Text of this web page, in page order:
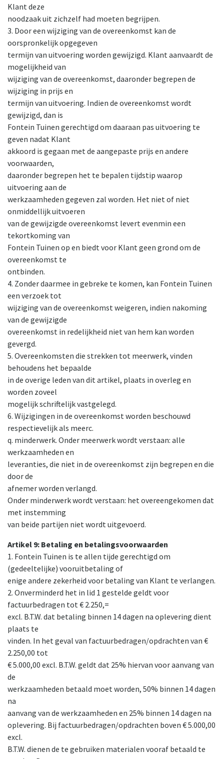
Klant deze
noodzaak uit zichzelf had moeten begrijpen.
3. Door een wijziging van de overeenkomst kan de
oorspronkelijk opgegeven
termijn van uitvoering worden gewijzigd. Klant aanvaardt de
mogelijkheid van
wijziging van de overeenkomst, daaronder begrepen de
wijziging in prijs en
termijn van uitvoering. Indien de overeenkomst wordt
gewijzigd, dan is
Fontein Tuinen gerechtigd om daaraan pas uitvoering te
geven nadat Klant
akkoord is gegaan met de aangepaste prijs en andere
voorwaarden,
daaronder begrepen het te bepalen tijdstip waarop
uitvoering aan de
werkzaamheden gegeven zal worden. Het niet of niet
onmiddellijk uitvoeren
van de gewijzigde overeenkomst levert evenmin een
tekortkoming van
Fontein Tuinen op en biedt voor Klant geen grond om de
overeenkomst te
ontbinden.
4. Zonder daarmee in gebreke te komen, kan Fontein Tuinen
een verzoek tot
wijziging van de overeenkomst weigeren, indien nakoming
van de gewijzigde
overeenkomst in redelijkheid niet van hem kan worden
gevergd.
5. Overeenkomsten die strekken tot meerwerk, vinden
behoudens het bepaalde
in de overige leden van dit artikel, plaats in overleg en
worden zoveel
mogelijk schriftelijk vastgelegd.
6. Wijzigingen in de overeenkomst worden beschouwd
respectievelijk als meerc.
q. minderwerk. Onder meerwerk wordt verstaan: alle
werkzaamheden en
leveranties, die niet in de overeenkomst zijn begrepen en die
door de
afnemer worden verlangd.
Onder minderwerk wordt verstaan: het overeengekomen dat
met instemming
van beide partijen niet wordt uitgevoerd.
Artikel 9: Betaling en betalingsvoorwaarden
1. Fontein Tuinen is te allen tijde gerechtigd om
(gedeeltelijke) vooruitbetaling of
enige andere zekerheid voor betaling van Klant te verlangen.
2. Onverminderd het in lid 1 gestelde geldt voor
factuurbedragen tot € 2.250,=
excl. B.T.W. dat betaling binnen 14 dagen na oplevering dient
plaats te
vinden. In het geval van factuurbedragen/opdrachten van €
2.250,00 tot
€ 5.000,00 excl. B.T.W. geldt dat 25% hiervan voor aanvang van
de
werkzaamheden betaald moet worden, 50% binnen 14 dagen
na
aanvang van de werkzaamheden en 25% binnen 14 dagen na
oplevering. Bij factuurbedragen/opdrachten boven € 5.000,00
excl.
B.T.W. dienen de te gebruiken materialen vooraf betaald te